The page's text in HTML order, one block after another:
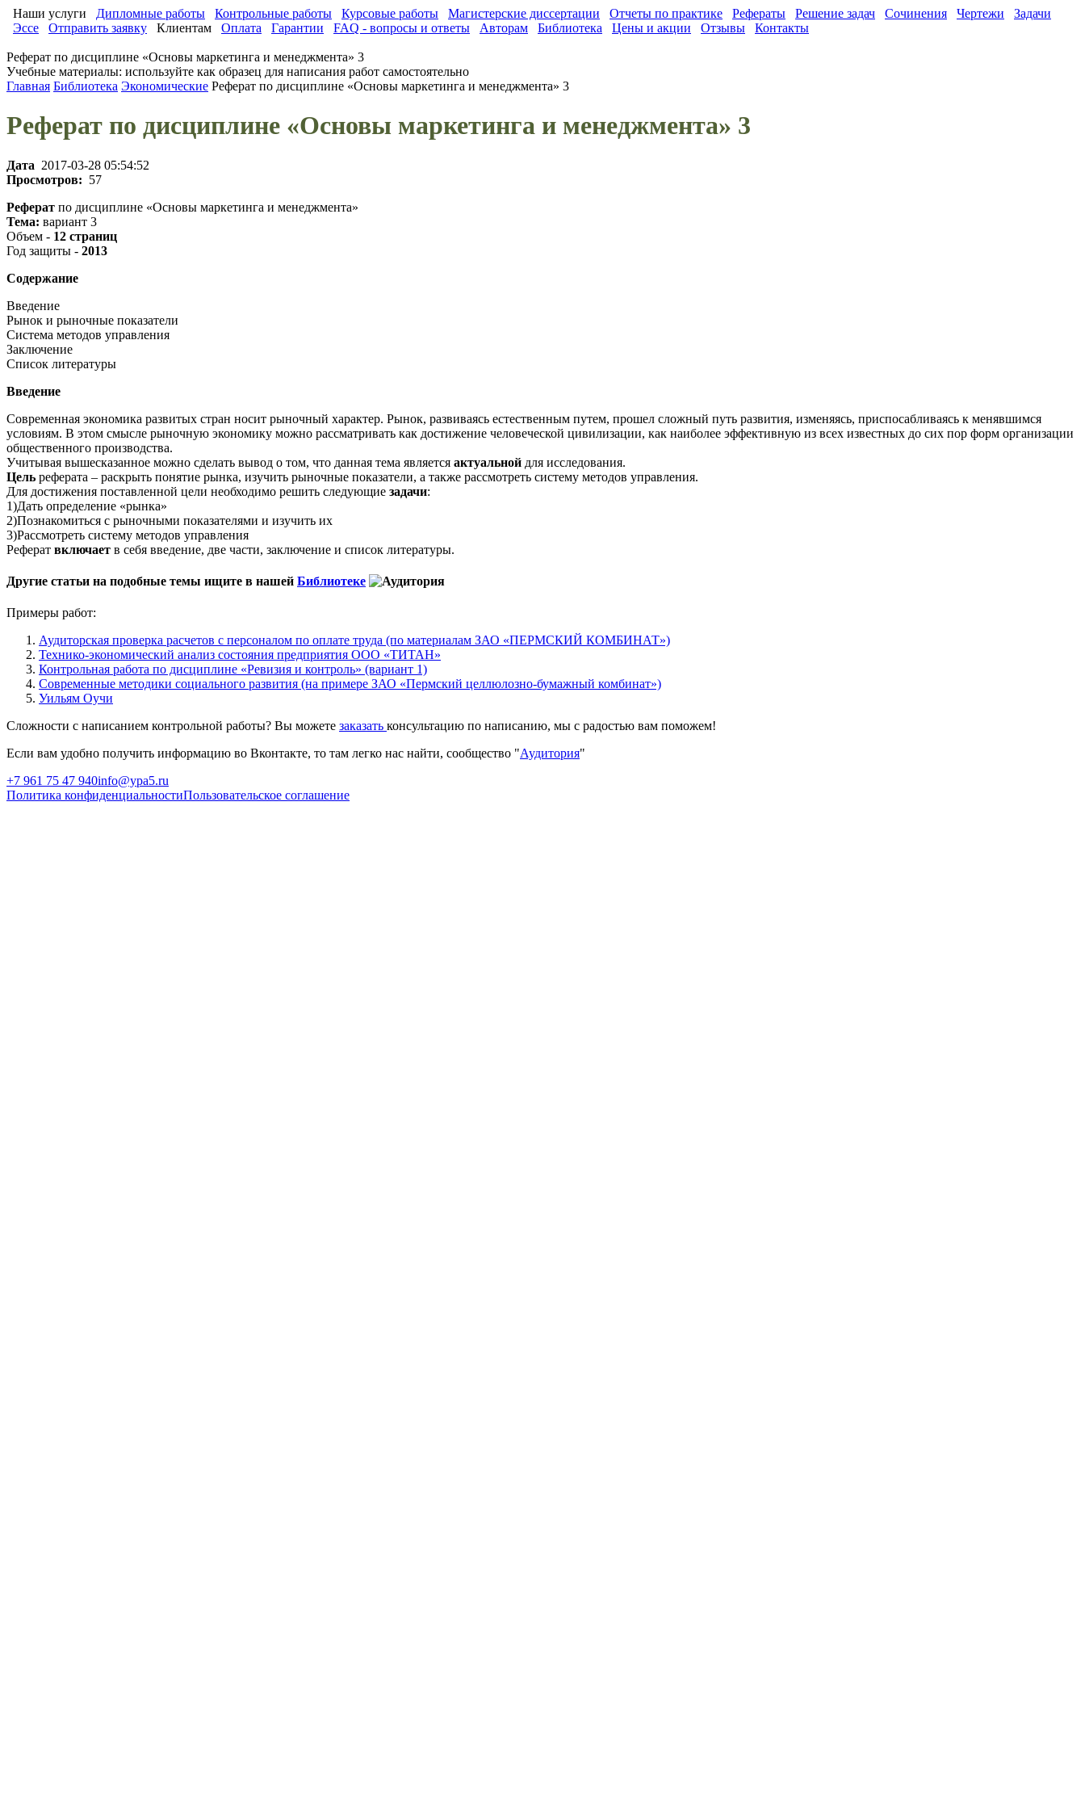
Наши услуги Дипломные работы Контрольные работы Курсовые работы Магистерские диссертации Отчеты по практике Рефераты Решение задач Сочинения Чертежи
Задачи
Эссе
Отправить заявку Клиентам Оплата Гарантии FAQ - вопросы и ответы Авторам Библиотека Цены и акции Отзывы Контакты
Реферат по дисциплине «Основы маркетинга и менеджмента» 3
Учебные материалы: используйте как образец для написания работ самостоятельно
Главная Библиотека Экономические Реферат по дисциплине «Основы маркетинга и менеджмента» 3
Реферат по дисциплине «Основы маркетинга и менеджмента» 3
Дата 2017-03-28 05:54:52
Просмотров: 57
Реферат по дисциплине «Основы маркетинга и менеджмента»
Тема: вариант 3
Объем - 12 страниц
Год защиты - 2013
Содержание
Введение
Рынок и рыночные показатели
Система методов управления
Заключение
Список литературы
Введение
Современная экономика развитых стран носит рыночный характер. Рынок, развиваясь естественным путем, прошел сложный путь развития, изменяясь, приспосабливаясь к менявшимся
условиям. В этом смысле рыночную экономику можно рассматривать как достижение человеческой цивилизации, как наиболее эффективную из всех известных до сих пор форм организации
общественного производства.
Учитывая вышесказанное можно сделать вывод о том, что данная тема является актуальной для исследования.
Цель реферата – раскрыть понятие рынка, изучить рыночные показатели, а также рассмотреть систему методов управления.
Для достижения поставленной цели необходимо решить следующие задачи:
1)Дать определение «рынка»
2)Познакомиться с рыночными показателями и изучить их
3)Рассмотреть систему методов управления
Реферат включает в себя введение, две части, заключение и список литературы.
Другие статьи на подобные темы ищите в нашей Библиотеке
Примеры работ:
Аудиторская проверка расчетов с персоналом по оплате труда (по материалам ЗАО «ПЕРМСКИЙ КОМБИНАТ»)
Технико-экономический анализ состояния предприятия ООО «ТИТАН»
Контрольная работа по дисциплине «Ревизия и контроль» (вариант 1)
Современные методики социального развития (на примере ЗАО «Пермский целлюлозно-бумажный комбинат»)
Уильям Оучи
Сложности с написанием контрольной работы? Вы можете заказать консультацию по написанию, мы с радостью вам поможем!
Если вам удобно получить информацию во Вконтакте, то там легко нас найти, сообщество "Аудитория"
+7 961 75 47 940info@ypa5.ru
Политика конфиденциальностиПользовательское соглашение